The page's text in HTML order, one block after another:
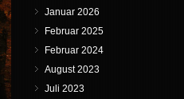
Januar 2026
Februar 2025
Februar 2024
August 2023
Juli 2023